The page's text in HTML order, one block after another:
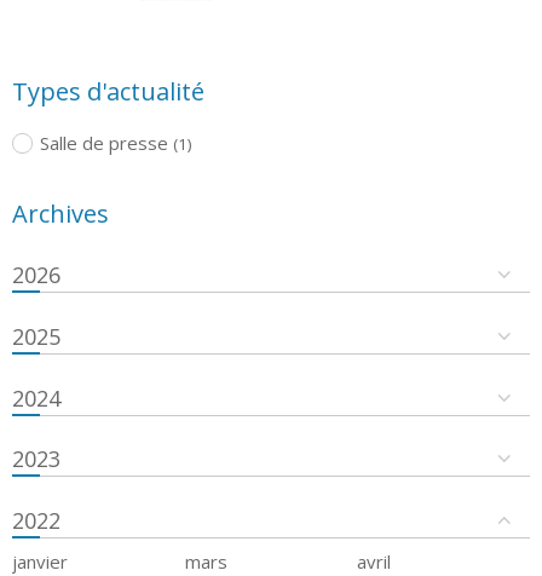
Types d'actualité
Salle de presse (1)
Archives
2026
2025
2024
2023
2022
janvier mars
avril